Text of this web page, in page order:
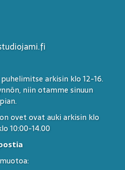
arkisin klo 12-16.
niin otamme sinuun
ovet ovat auki arkisin klo
10:00-14.00